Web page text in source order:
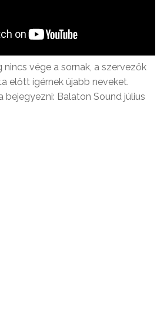
nincs vége a sornak, a szervezők
előtt ígérnek újabb neveket.
bejegyezni: Balaton Sound július